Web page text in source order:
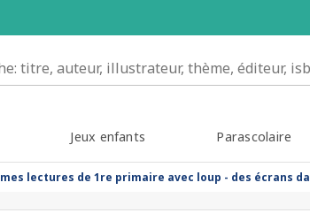
Jeux enfants Parascolaire
mes lectures de 1re primaire avec loup - des écrans